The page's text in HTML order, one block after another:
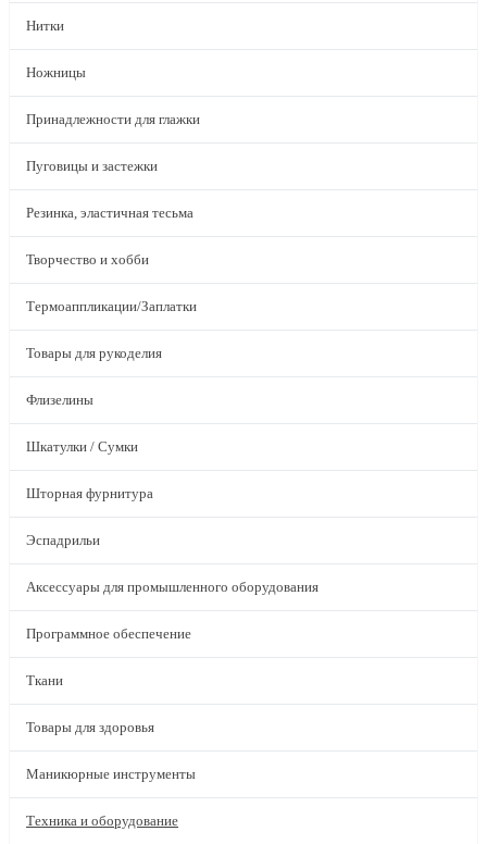
Нитки
Ножницы
Принадлежности для глажки
Пуговицы и застежки
Резинка, эластичная тесьма
Творчество и хобби
Термоаппликации/Заплатки
Товары для рукоделия
Флизелины
Шкатулки / Сумки
Шторная фурнитура
Эспадрильи
Аксессуары для промышленного оборудования
Программное обеспечение
Ткани
Товары для здоровья
Маникюрные инструменты
Техника и оборудование